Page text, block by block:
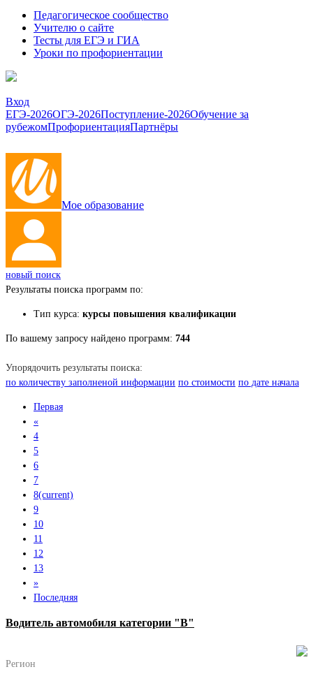
Педагогическое сообщество
Учителю о сайте
Тесты для ЕГЭ и ГИА
Уроки по профориентации
Вход
ЕГЭ-2026ОГЭ-2026Поступление-2026Обучение за
рубежомПрофориентацияПартнёры
Мое образование
новый поиск
Результаты поиска программ по:
Тип курса: курсы повышения квалификации
По вашему запросу найдено программ: 744
Упорядочить результаты поиска:
по количеству заполненой информации по стоимости по дате начала
Первая
«
4
5
6
7
8(current)
9
10
11
12
13
»
Последняя
Водитель автомобиля категории "В"
Регион